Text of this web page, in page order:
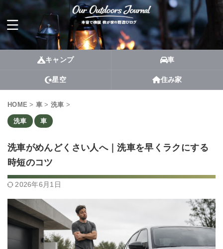
キャンプ 車
星空 住み家
HOME > 車 > 洗車 >
洗車 車
洗車がめんどくさい人へ｜洗車を早くラクにする
時短のコツ
2026年6月1日